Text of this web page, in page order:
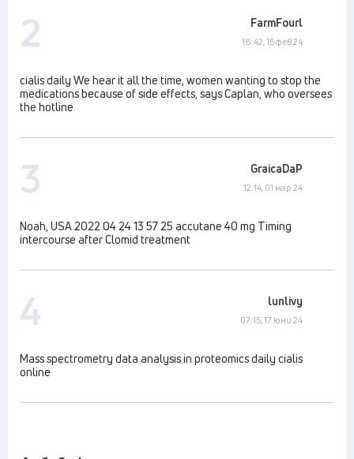
2 FarmFourl
18:42, 15 фев 24
cialis daily We hear it all the time, women wanting to stop the
medications because of side effects, says Caplan, who oversees
the hotline
3 GraicaDaP
12:14, 01 мар 24
Noah, USA 2022 04 24 13 57 25 accutane 40 mg Timing
intercourse after Clomid treatment
4 lunlivy
07:15, 17 юни 24
Mass spectrometry data analysis in proteomics daily cialis
online